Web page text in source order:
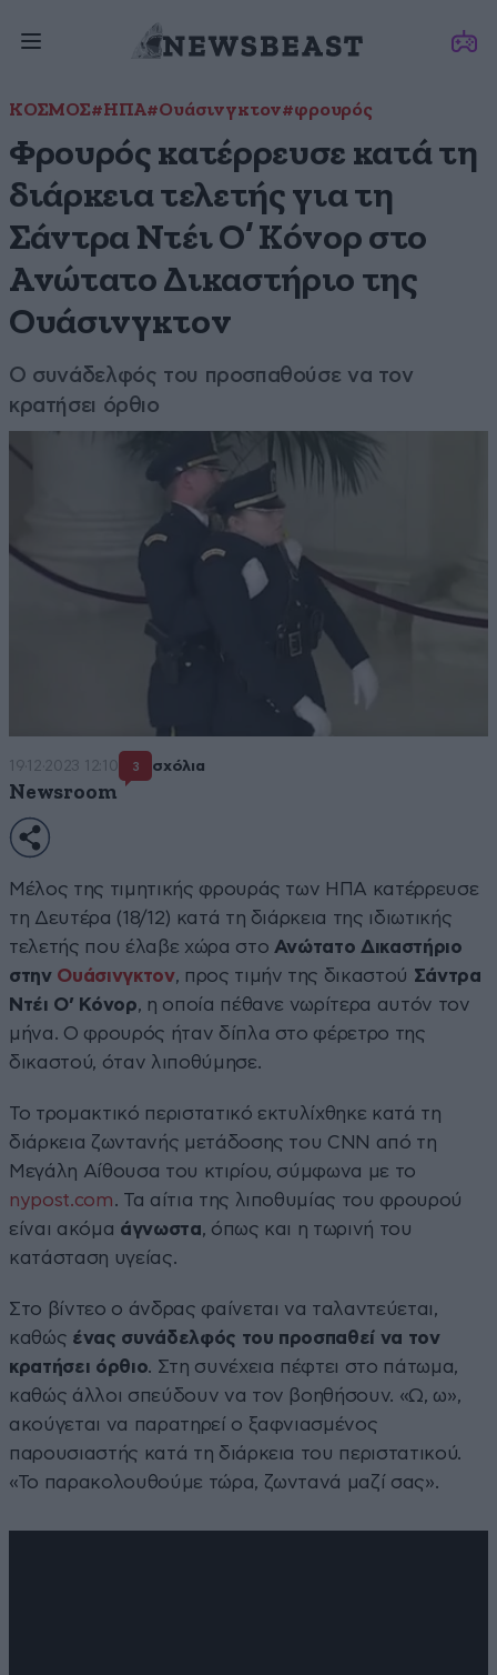
ΚΟΣΜΟΣ#ΗΠΑ#Ουάσινγκτον#φρουρός
Φρουρός κατέρρευσε κατά τη
διάρκεια τελετής για τη
Σάντρα Ντέι Ο’ Κόνορ στο
Ανώτατο Δικαστήριο της
Ουάσινγκτον
Ο συνάδελφός του προσπαθούσε να τον
κρατήσει όρθιο
19·12·2023 12:10 3 σχόλια
Newsroom
Μέλος της τιμητικής φρουράς των ΗΠΑ κατέρρευσε
τη Δευτέρα (18/12) κατά τη διάρκεια της ιδιωτικής
τελετής που έλαβε χώρα στο Ανώτατο Δικαστήριο
στην Ουάσινγκτον, προς τιμήν της δικαστού Σάντρα
Ντέι Ο’ Κόνορ, η οποία πέθανε νωρίτερα αυτόν τον
μήνα. Ο φρουρός ήταν δίπλα στο φέρετρο της
δικαστού, όταν λιποθύμησε.
Το τρομακτικό περιστατικό εκτυλίχθηκε κατά τη
διάρκεια ζωντανής μετάδοσης του CNN από τη
Μεγάλη Αίθουσα του κτιρίου, σύμφωνα με το
nypost.com. Τα αίτια της λιποθυμίας του φρουρού
είναι ακόμα άγνωστα, όπως και η τωρινή του
κατάσταση υγείας.
Στο βίντεο ο άνδρας φαίνεται να ταλαντεύεται,
καθώς ένας συνάδελφός του προσπαθεί να τον
κρατήσει όρθιο. Στη συνέχεια πέφτει στο πάτωμα,
καθώς άλλοι σπεύδουν να τον βοηθήσουν. «Ω, ω»,
ακούγεται να παρατηρεί ο ξαφνιασμένος
παρουσιαστής κατά τη διάρκεια του περιστατικού.
«Το παρακολουθούμε τώρα, ζωντανά μαζί σας».